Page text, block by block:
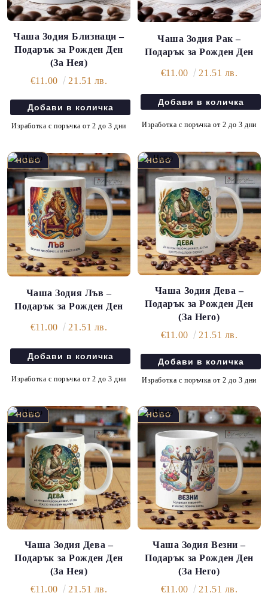
Чаша Зодия Близнаци –
Подарък за Рожден Ден
(За Нея)
€11.00
21.51 лв.
Изработка с поръчка от 2 до 3 дни
Чаша Зодия Рак –
Подарък за Рожден Ден
€11.00 21.51 лв.
Изработка с поръчка от 2 до 3 дни
Чаша Зодия Лъв –
Подарък за Рожден Ден
€11.00 21.51 лв.
Изработка с поръчка от 2 до 3 дни
Чаша Зодия Дева –
Подарък за Рожден Ден
(За Него)
€11.00
21.51 лв.
Изработка с поръчка от 2 до 3 дни
Чаша Зодия Дева –
Подарък за Рожден Ден
(За Нея)
€11.00
21.51 лв.
Чаша Зодия Везни –
Подарък за Рожден Ден
(За Него)
€11.00
21.51 лв.